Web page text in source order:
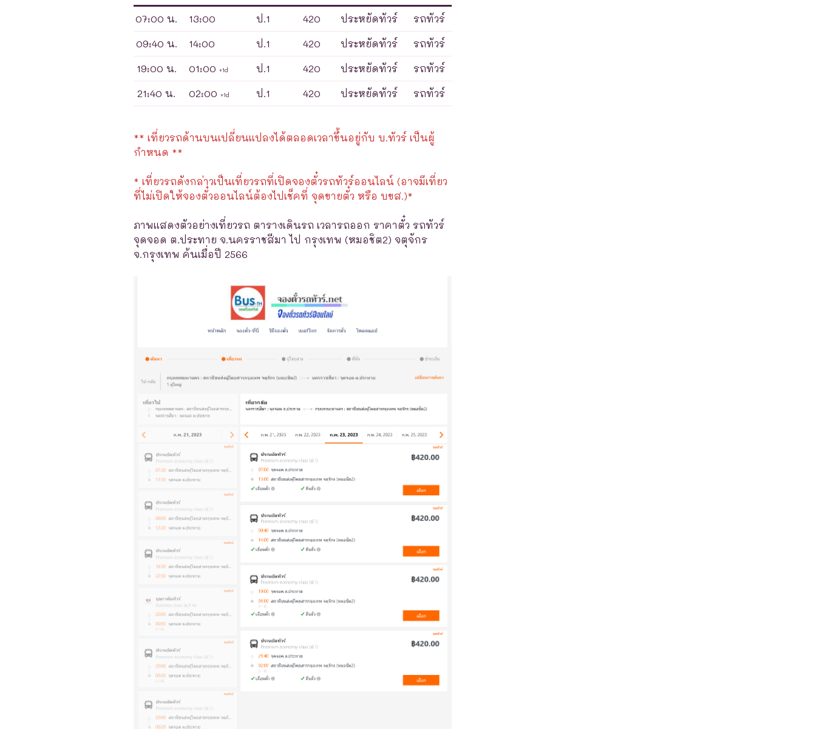
07:00 น. 13:00 ป.1 420 ประหยัดทัวร์
รถทัวร์
09:40 น.
14:00 ป.1 420 ประหยัดทัวร์
รถทัวร์
19:00 น.
01:00 +1d ป.1 420 ประหยัดทัวร์
รถทัวร์
21:40 น.
02:00 +1d ป.1 420 ประหยัดทัวร์ รถทัวร์
** เที่ยวรถด้านบนเปลี่ยนแปลงได้ตลอดเวลาขึ้นอยู่กับ บ.ทัวร์ เป็นผู้
กำหนด **
* เที่ยวรถดังกล่าวเป็นเที่ยวรถที่เปิดจองตั๋วรถทัวร์ออนไลน์ (อาจมีเที่ยว
ที่ไม่เปิดให้จองตั๋วออนไลน์ต้องไปเช็คที่ จุดขายตั๋ว หรือ บขส.)*
ภาพแสดงตัวอย่างเที่ยวรถ ตารางเดินรถ เวลารถออก ราคาตั๋ว รถทัวร์
จุดจอด ต.ประทาย จ.นครราชสีมา ไป กรุงเทพ (หมอชิต2) จตุจักร
จ.กรุงเทพ ค้นเมื่อปี 2566